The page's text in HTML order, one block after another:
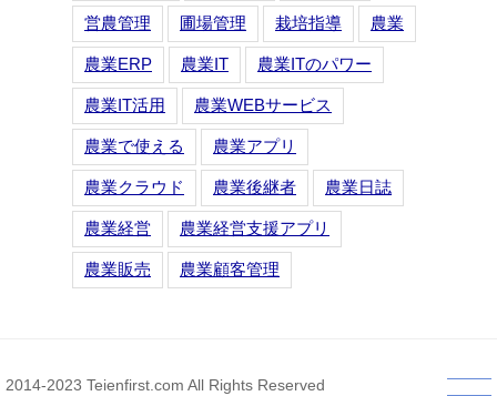
営農管理 圃場管理 栽培指導 農業
農業ERP 農業IT 農業ITのパワー
農業IT活用 農業WEBサービス
農業で使える 農業アプリ
農業クラウド 農業後継者 農業日誌
農業経営 農業経営支援アプリ
農業販売 農業顧客管理
2014-2023 Teienfirst.com All Rights Reserved